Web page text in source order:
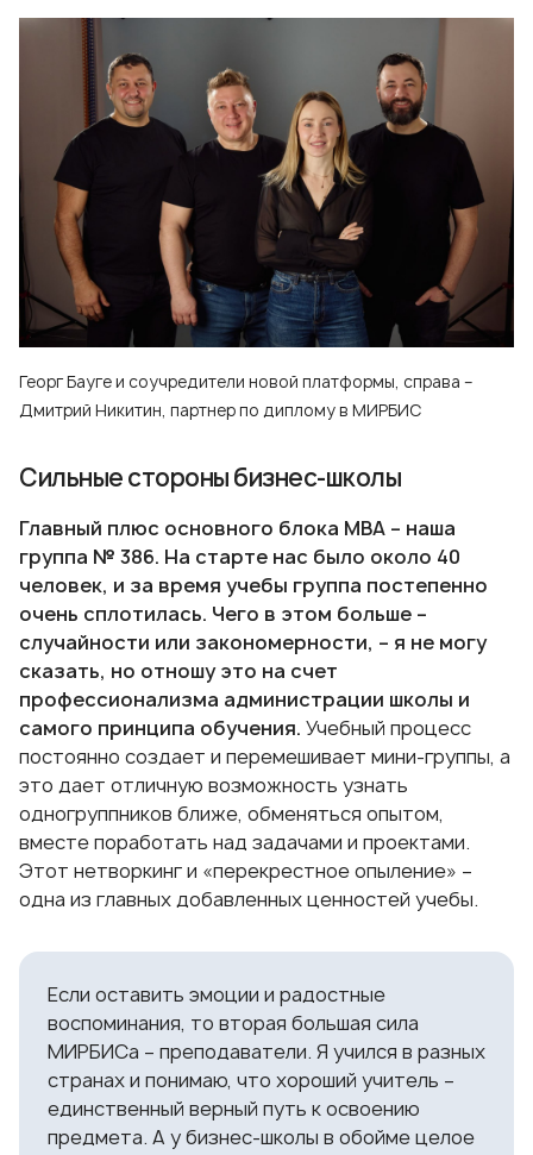
Георг Бауге и соучредители новой платформы, справа –
Дмитрий Никитин, партнер по диплому в МИРБИС
Сильные стороны бизнес-школы
Главный плюс основного блока МВА – наша
группа № 386. На старте нас было около 40
человек, и за время учебы группа постепенно
очень сплотилась. Чего в этом больше –
случайности или закономерности, – я не могу
сказать, но отношу это на счет
профессионализма администрации школы и
самого принципа обучения. Учебный процесс
постоянно создает и перемешивает мини-группы, а
это дает отличную возможность узнать
одногруппников ближе, обменяться опытом,
вместе поработать над задачами и проектами.
Этот нетворкинг и «перекрестное опыление» –
одна из главных добавленных ценностей учебы.
Если оставить эмоции и радостные
воспоминания, то вторая большая сила
МИРБИСа – преподаватели. Я учился в разных
странах и понимаю, что хороший учитель –
единственный верный путь к освоению
предмета. А у бизнес-школы в обойме целое